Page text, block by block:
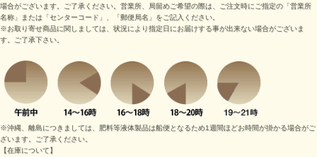
場合がございます。ご了承ください。営業所、局留めご希望の際は、ご注文時にご指定の「営業所
名称」または「センターコード」、「郵便局名」をご記入ください。
※お取り寄せ商品に関しましては、状況により指定日にお届けする事が出来ない場合がございま
す。ご了承下さい。
※沖縄、離島につきましては、肥料等液体製品は船便となるため1週間ほどお時間が掛かる場合がご
ざいます。ご了承ください。
【在庫について】